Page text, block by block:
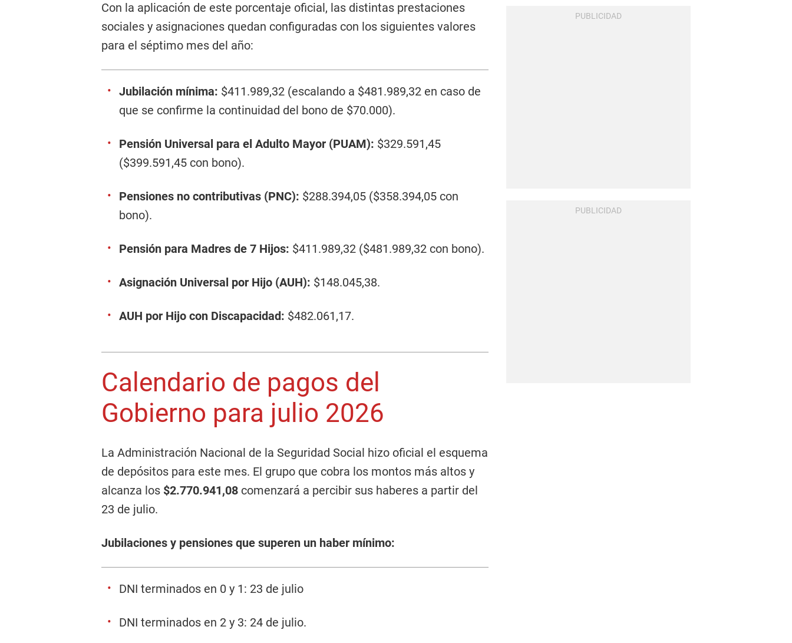
Con la aplicación de este porcentaje oficial, las distintas prestaciones
sociales y asignaciones quedan configuradas con los siguientes valores
para el séptimo mes del año:
Jubilación mínima: $411.989,32 (escalando a $481.989,32 en caso de
que se confirme la continuidad del bono de $70.000).
Pensión Universal para el Adulto Mayor (PUAM): $329.591,45
($399.591,45 con bono).
Pensiones no contributivas (PNC): $288.394,05 ($358.394,05 con
bono).
Pensión para Madres de 7 Hijos: $411.989,32 ($481.989,32 con bono).
Asignación Universal por Hijo (AUH): $148.045,38.
AUH por Hijo con Discapacidad: $482.061,17.
Calendario de pagos del
Gobierno para julio 2026
La Administración Nacional de la Seguridad Social hizo oficial el esquema
de depósitos para este mes. El grupo que cobra los montos más altos y
alcanza los $2.770.941,08 comenzará a percibir sus haberes a partir del
23 de julio.
Jubilaciones y pensiones que superen un haber mínimo:
DNI terminados en 0 y 1: 23 de julio
DNI terminados en 2 y 3: 24 de julio.